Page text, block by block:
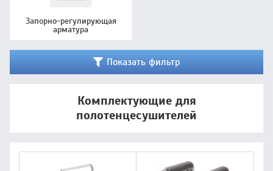
Запорно-регулирующая
арматура
Показать фильтр
Комплектующие для
полотенцесушителей